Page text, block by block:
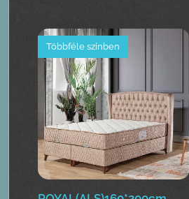
Többféle színben